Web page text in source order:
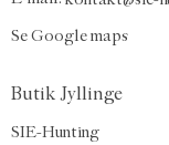
Se Google maps
Butik Jyllinge
SIE-Hunting